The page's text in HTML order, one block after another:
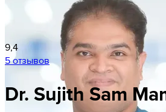
9,4
5 отзывов
Dr. Sujith Sam